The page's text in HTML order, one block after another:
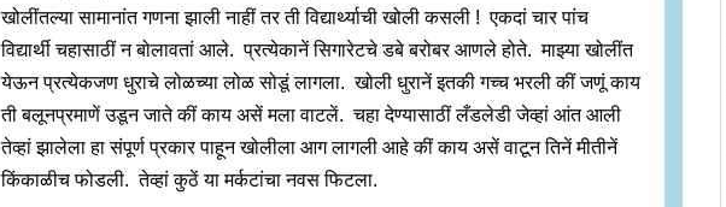
खोलींतल्या सामानांत गणना झाली नाहीं तर ती विद्यार्थ्याची खोली कसली ! एकदां चार पांच
विद्यार्थी चहासाठीं न बोलावतां आले. प्रत्येकानें सिगारेटचे डबे बरोबर आणले होते. माझ्या खोलींत
येऊन प्रत्येकजण धुराचे लोळच्या लोळ सोडूं लागला. खोली धुरानें इतकी गच्च भरली कीं जणूं काय
ती बलूनप्रमाणें उडून जाते कीं काय असें मला वाटलें. चहा देण्यासाठीं लँडलेडी जेव्हां आंत आली
तेव्हां झालेला हा संपूर्ण प्रकार पाहून खोलीला आग लागली आहे कीं काय असें वाटून तिनें मीतीनें
किंकाळीच फोडली. तेव्हां कुठें या मर्कटांचा नवस फिटला.